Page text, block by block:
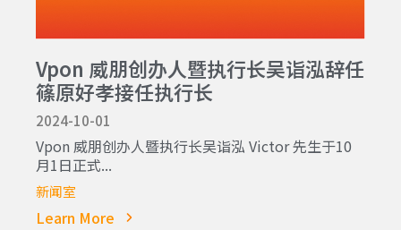
Vpon 威朋创办人暨执行长吴诣泓辞任
篠原好孝接任执行长
2024-10-01
Vpon 威朋创办人暨执行长吴诣泓 Victor 先生于10
月1日正式...
新闻室
Learn More